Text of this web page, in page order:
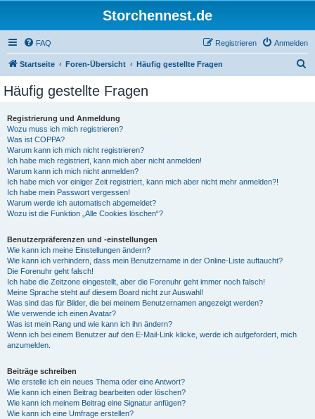
Storchennest.de
FAQ Anmelden
Registrieren
Startseite Foren-Übersicht Häufig gestellte Fragen
Häufig gestellte Fragen
Registrierung und Anmeldung
Wozu muss ich mich registrieren?
Was ist COPPA?
Warum kann ich mich nicht registrieren?
Ich habe mich registriert, kann mich aber nicht anmelden!
Warum kann ich mich nicht anmelden?
Ich habe mich vor einiger Zeit registriert, kann mich aber nicht mehr anmelden?!
Ich habe mein Passwort vergessen!
Warum werde ich automatisch abgemeldet?
Wozu ist die Funktion „Alle Cookies löschen“?
Benutzerpräferenzen und -einstellungen
Wie kann ich meine Einstellungen ändern?
Wie kann ich verhindern, dass mein Benutzername in der Online-Liste auftaucht?
Die Forenuhr geht falsch!
Ich habe die Zeitzone eingestellt, aber die Forenuhr geht immer noch falsch!
Meine Sprache steht auf diesem Board nicht zur Auswahl!
Was sind das für Bilder, die bei meinem Benutzernamen angezeigt werden?
Wie verwende ich einen Avatar?
Was ist mein Rang und wie kann ich ihn ändern?
Wenn ich bei einem Benutzer auf den E-Mail-Link klicke, werde ich aufgefordert, mich
anzumelden.
Beiträge schreiben
Wie erstelle ich ein neues Thema oder eine Antwort?
Wie kann ich einen Beitrag bearbeiten oder löschen?
Wie kann ich meinem Beitrag eine Signatur anfügen?
Wie kann ich eine Umfrage erstellen?